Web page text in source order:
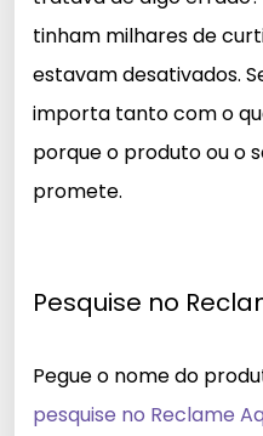
tinham milhares de
estavam desativados.
importa tanto com o
porque o produto ou o
promete.
Pesquise no
Pegue o nome do
pesquise no Reclame